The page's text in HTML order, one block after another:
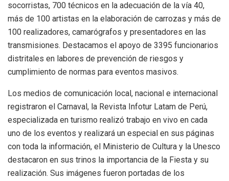
socorristas, 700 técnicos en la adecuación de la vía 40,
más de 100 artistas en la elaboración de carrozas y más de
100 realizadores, camarógrafos y presentadores en las
transmisiones. Destacamos el apoyo de 3395 funcionarios
distritales en labores de prevención de riesgos y
cumplimiento de normas para eventos masivos.
Los medios de comunicación local, nacional e internacional
registraron el Carnaval, la Revista Infotur Latam de Perú,
especializada en turismo realizó trabajo en vivo en cada
uno de los eventos y realizará un especial en sus páginas
con toda la información, el Ministerio de Cultura y la Unesco
destacaron en sus trinos la importancia de la Fiesta y su
realización. Sus imágenes fueron portadas de los